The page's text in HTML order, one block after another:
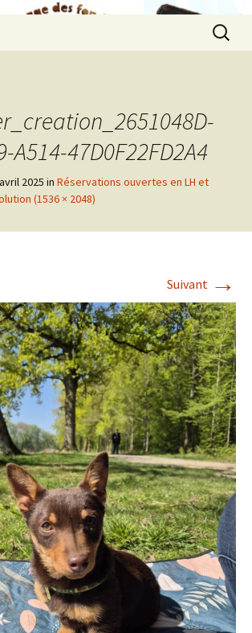
A514-47D0F22FD2A4
2025 in Réservations ouvertes en LH et
(1536 × 2048)
Suivant →